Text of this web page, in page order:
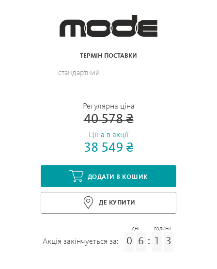
ТЕРМІН ПОСТАВКИ
стандартний
Регулярна ціна
40 578 ₴
Ціна в акції
38 549 ₴
ДОДАТИ В КОШИК
ДЕ КУПИТИ
Акція закінчується за:
ДНІ
0 6 :
ГОДИНИ
1 3